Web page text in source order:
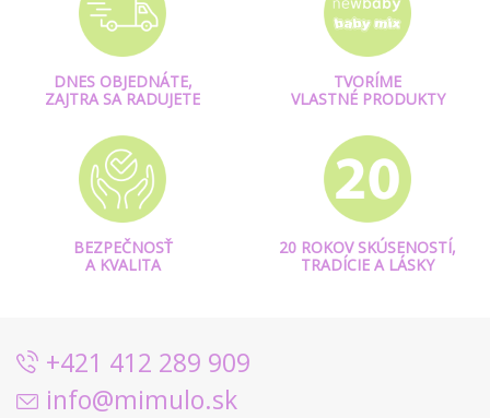
DNES OBJEDNÁTE,
ZAJTRA SA RADUJETE
TVORÍME
VLASTNÉ PRODUKTY
BEZPEČNOSŤ
A KVALITA
20 ROKOV SKÚSENOSTÍ,
TRADÍCIE A LÁSKY
+421 412 289 909
info@mimulo.sk